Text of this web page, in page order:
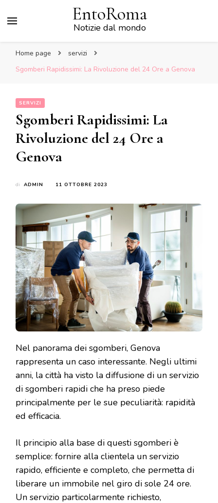
EntoRoma
Notizie dal mondo
Home page
servizi
Sgomberi Rapidissimi: La Rivoluzione del 24 Ore a Genova
SERVIZI
Sgomberi Rapidissimi: La
Rivoluzione del 24 Ore a
Genova
di ADMIN 11 OTTOBRE 2023
Nel panorama dei sgomberi, Genova
rappresenta un caso interessante. Negli ultimi
anni, la città ha visto la diffusione di un servizio
di sgomberi rapidi che ha preso piede
principalmente per le sue peculiarità: rapidità
ed efficacia.
Il principio alla base di questi sgomberi è
semplice: fornire alla clientela un servizio
rapido, efficiente e completo, che permetta di
liberare un immobile nel giro di sole 24 ore.
Un servizio particolarmente richiesto,